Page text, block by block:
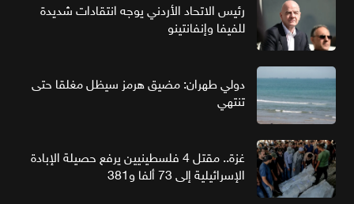
رئيس الاتحاد الأردني يوجه انتقادات شديدة
للفيفا وإنفانتينو
دولي طهران: مضيق هرمز سيظل مغلقا حتى
تنتهي
غزة.. مقتل 4 فلسطينيين يرفع حصيلة الإبادة
الإسرائيلية إلى 73 ألفا و381